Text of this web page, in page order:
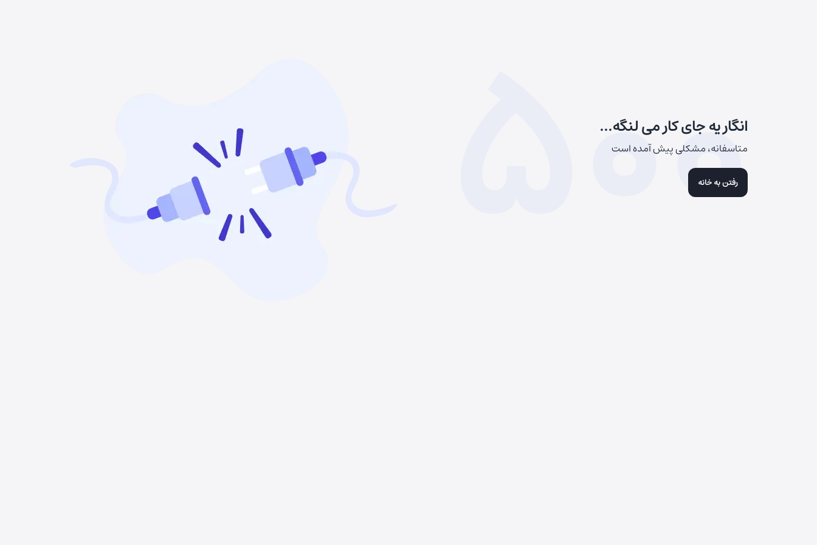
انگار یه جای کار می لنگه...
متاسفانه، مشکلی پیش آمده است
رفتن به خانه
500